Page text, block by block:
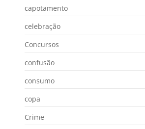
capotamento
celebração
Concursos
confusão
consumo
copa
Crime